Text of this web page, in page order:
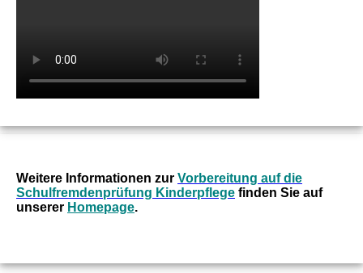
Weitere Informationen zur Vorbereitung auf die
Schulfremdenprüfung Kinderpflege finden Sie auf
unserer Homepage.